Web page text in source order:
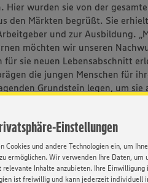
Einstellungen
Cookies und andere Technologien ein, um
ermöglichen. Wir verwenden Ihre Daten, um
relevante Inhalte anzubieten. Ihre
ist freiwillig und kann jederzeit individuell
Hier wurden sie von der
den Märkten begrüßt. Sie
und zur Ausbildung.
möchten wir unseren
für sie neuen Lebensabschnitt
die jungen Menschen für
Grundstein legen, um
uns halten und weiterentwickeln
bei EDEKA Wehrmann.
EDEKA Wehrmann ist im
und
besetzt werden.